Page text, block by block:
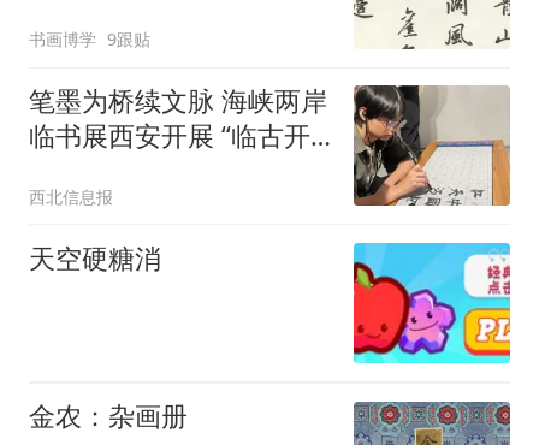
书画博学 9跟贴
笔墨为桥续文脉 海峡两岸
临书展西安开展 “临古开
海峡两岸临书展（2025—
2026）”开幕
西北信息报
天空硬糖消
金农：杂画册